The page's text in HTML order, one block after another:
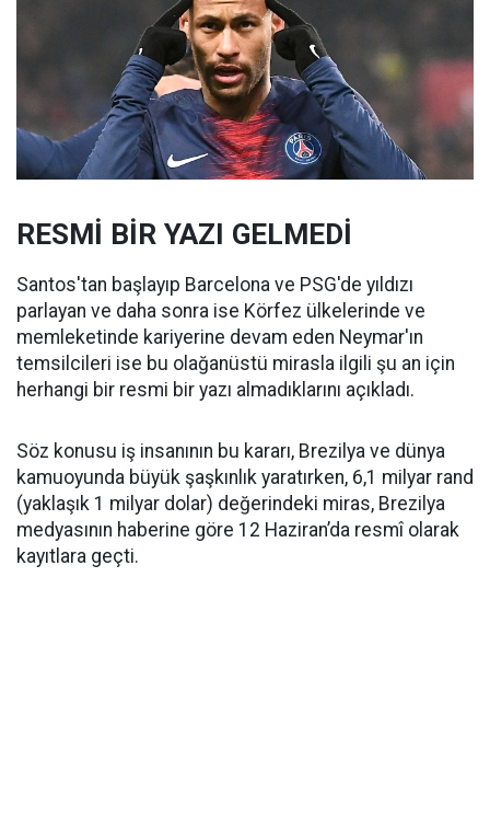
RESMİ BİR YAZI GELMEDİ
Santos'tan başlayıp Barcelona ve PSG'de yıldızı
parlayan ve daha sonra ise Körfez ülkelerinde ve
memleketinde kariyerine devam eden Neymar'ın
temsilcileri ise bu olağanüstü mirasla ilgili şu an için
herhangi bir resmi bir yazı almadıklarını açıkladı.
Söz konusu iş insanının bu kararı, Brezilya ve dünya
kamuoyunda büyük şaşkınlık yaratırken, 6,1 milyar rand
(yaklaşık 1 milyar dolar) değerindeki miras, Brezilya
medyasının haberine göre 12 Haziran’da resmî olarak
kayıtlara geçti.